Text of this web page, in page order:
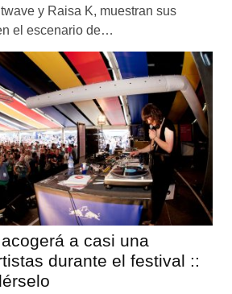
y Raisa K, muestran sus
el escenario de…
a casi una
durante el festival ::